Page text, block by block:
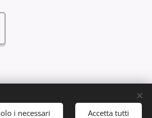
i necessari Accetta tutti